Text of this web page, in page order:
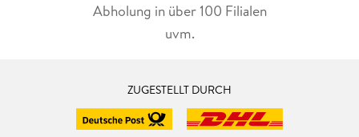
Abholung in über 100 Filialen
uvm.
ZUGESTELLT DURCH